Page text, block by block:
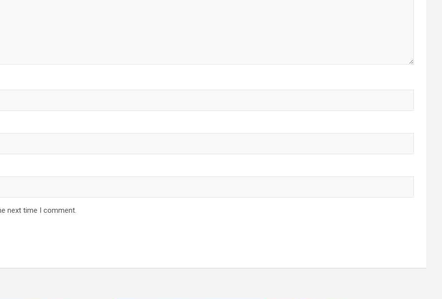
next time I comment.